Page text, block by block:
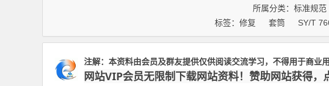
所属分类：标准规范
标签：修复 套筒 SY/T
注解：本资料由会员及群友提供仅供阅读交流学习，不得用于商业用
网站VIP会员无限制下载网站资料！赞助网站获得，